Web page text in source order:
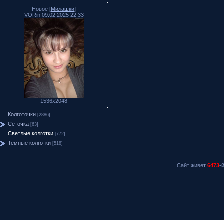
Новое [Милашки]
VORin 09.02.2025 22:33
1536x2048
Колготочки [2886]
Сеточка [63]
Светлые колготки [772]
Темные колготки [518]
Сайт живет 6473-